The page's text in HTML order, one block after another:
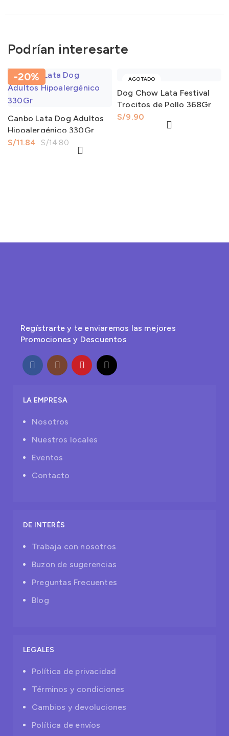
Podrían interesarte
-20%
Canbo Lata Dog Adultos
Hipoalergénico 330Gr
S/14.80
S/11.84
AGOTADO
Dog Chow Lata Festival
Trocitos de Pollo 368Gr
S/
Regístrarte y te enviaremos las mejores
Promociones y Descuentos
LA EMPRESA
Nosotros
Nuestros locales
Eventos
Contacto
DE INTERÉS
Trabaja con nosotros
Buzon de sugerencias
Preguntas Frecuentes
Blog
LEGALES
Política de privacidad
Términos y condiciones
Cambios y devoluciones
Política de envíos